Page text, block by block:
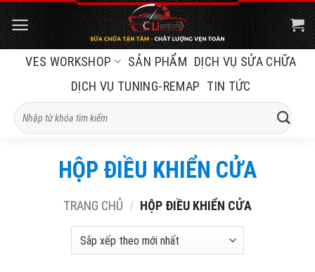
Bỏ
qua
nội
VES WORKSHOP SẢN PHẨM DỊCH VỤ SỬA CHỮA
DỊCH VỤ TUNING-REMAP TIN TỨC
Tìm
kiếm:
HỘP ĐIỀU KHIỂN CỬA
TRANG CHỦ / HỘP ĐIỀU KHIỂN CỬA